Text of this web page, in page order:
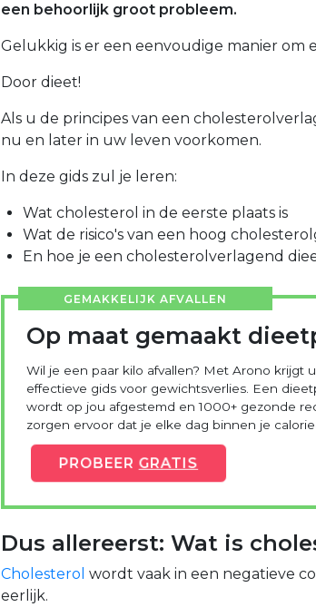
een behoorlijk groot probleem.
Gelukkig is er een eenvoudige manier
Door dieet!
Als u de principes van een
nu en later in uw leven voorkomen.
In deze gids zul je leren:
Wat cholesterol in de eerste plaats is
Wat de risico's van een hoog
En hoe je een cholesterolverlagend
GEMAKKELIJK AFVALLEN
Op maat gemaakt
Wil je een paar kilo afvallen? Met Arono krijgt
effectieve gids voor gewichtsverlies. Een
wordt op jou afgestemd en 1000+ gezonde
zorgen ervoor dat je elke dag binnen je
PROBEER GRATIS
Dus allereerst: Wat is
Cholesterol wordt vaak in een negatieve
eerlijk.